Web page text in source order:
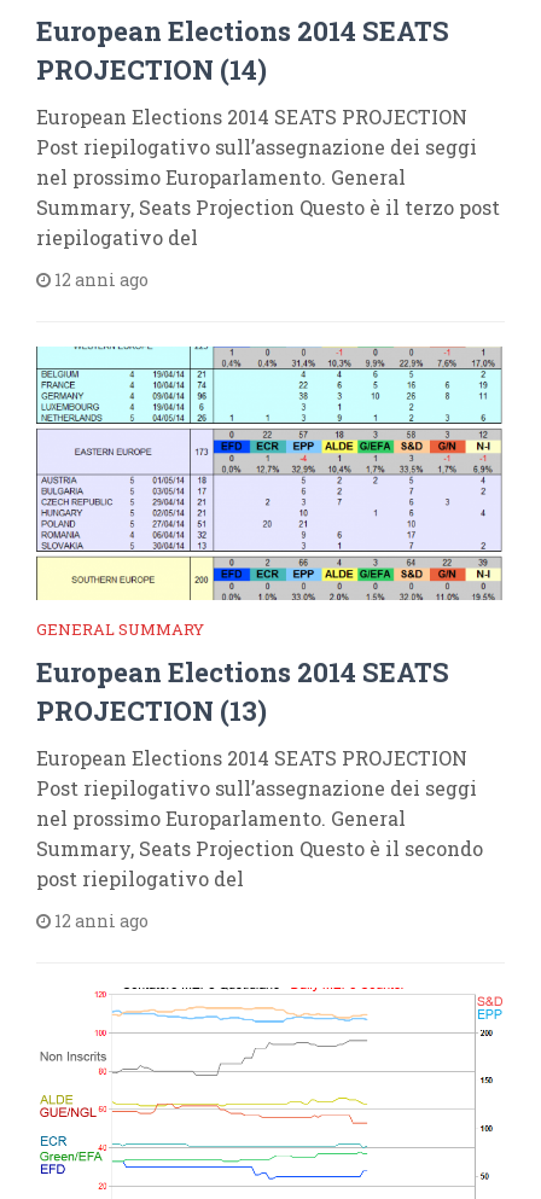
European Elections 2014 SEATS
PROJECTION (14)
European Elections 2014 SEATS PROJECTION
Post riepilogativo sull’assegnazione dei seggi
nel prossimo Europarlamento. General
Summary, Seats Projection Questo è il terzo post
riepilogativo del
12 anni ago
GENERAL SUMMARY
European Elections 2014 SEATS
PROJECTION (13)
European Elections 2014 SEATS PROJECTION
Post riepilogativo sull’assegnazione dei seggi
nel prossimo Europarlamento. General
Summary, Seats Projection Questo è il secondo
post riepilogativo del
12 anni ago